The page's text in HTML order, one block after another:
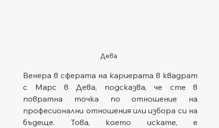
Дева
Венера в сферата на кариерата в квадрат
с Марс в Дева, подсказва, че сте в
повратна точка по отношение на
професионални отношения или избора си на
бъдеще. Това, което искате, е